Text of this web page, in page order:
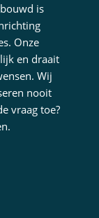
is
Onze
en draait
Wij
nooit
vraag toe?